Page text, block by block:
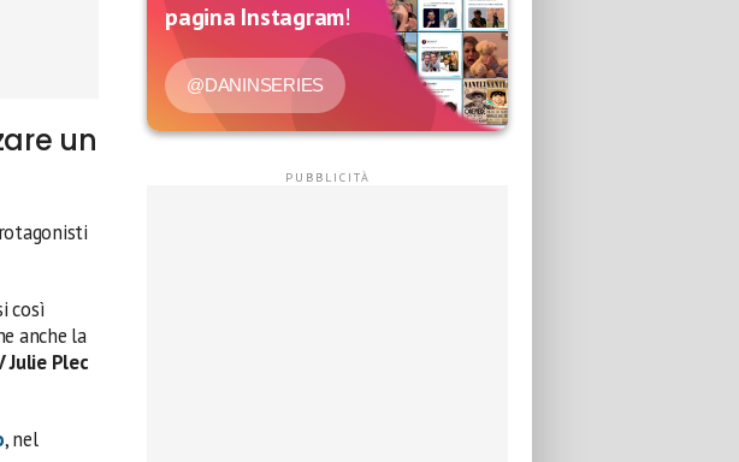
un
così
anche la
Julie Plec
, nel
pagina Instagram!
@DANINSERIES